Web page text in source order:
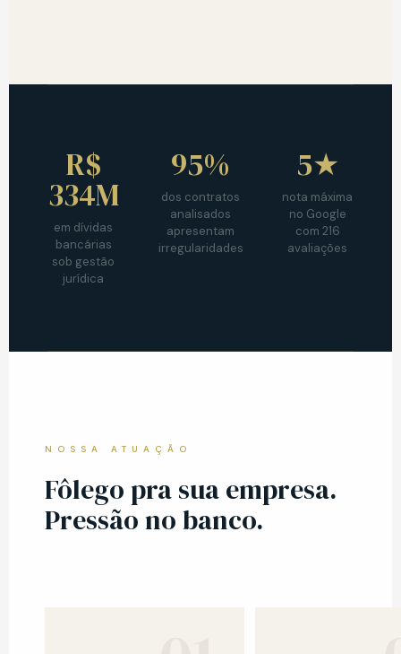
R$
334M
em dívidas
bancárias
sob gestão
jurídica
95%
dos contratos
analisados
apresentam
irregularidades
5★
nota máxima
no Google
com 216
avaliações
NOSSA ATUAÇÃO
Fôlego pra sua empresa.
Pressão no banco.